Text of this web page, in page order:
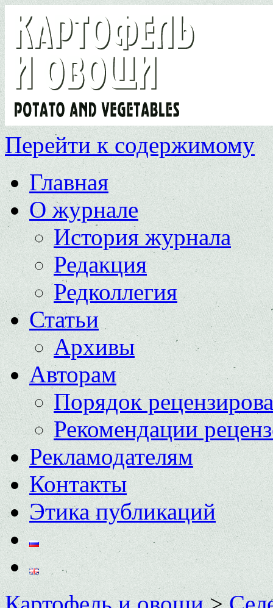
Перейти к содержимому
Главная
О журнале
История журнала
Редакция
Редколлегия
Статьи
Архивы
Авторам
Порядок
Рекомендации
Рекламодателям
Контакты
Этика публикаций